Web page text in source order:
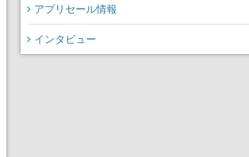
アプリセール情報
インタビュー